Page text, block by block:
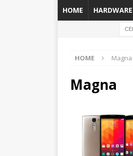
HOME HARDWARE
HOME Magna
Magna